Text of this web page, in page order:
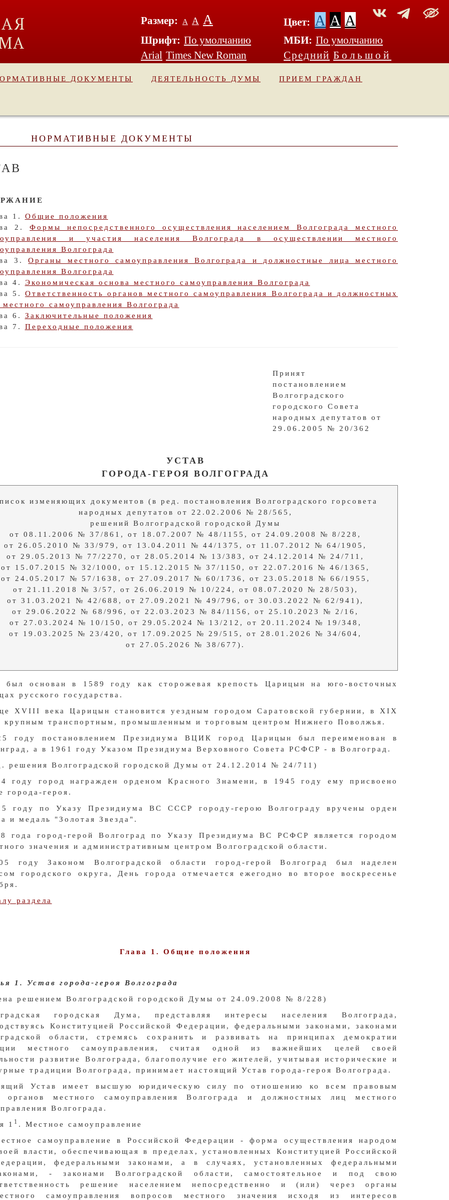
Размер: А А А Цвет: A A A
Шрифт: По умолчанию
Arial Times New Roman
МБИ: По умолчанию
Средний Большой
ДОКУМЕНТЫ ДЕЯТЕЛЬНОСТЬ ДУМЫ ПРИЕМ ГРАЖДАН
НОРМАТИВНЫЕ ДОКУМЕНТЫ
1. Общие положения
2.Формы непосредственного осуществления населением Волгограда местного
и участия населения Волгограда в осуществлении местного
Волгограда
3.Органы местного самоуправления Волгограда и должностные лица местного
Волгограда
4. Экономическая основа местного самоуправления Волгограда
5. Ответственность органов местного самоуправления Волгограда и должностных
местного самоуправления Волгограда
6. Заключительные положения
7. Переходные положения
Принят
постановлением
Волгоградского
городского Совета
народных депутатов от
29.06.2005 № 20/362
УСТАВ
ГОРОДА-ГЕРОЯ ВОЛГОГРАДА
изменяющих документов (в ред. постановления Волгоградского горсовета
народных депутатов от 22.02.2006 № 28/565,
решений Волгоградской городской Думы
от 08.11.2006 № 37/861, от 18.07.2007 № 48/1155, от 24.09.2008 № 8/228,
от 26.05.2010 № 33/979, от 13.04.2011 № 44/1375, от 11.07.2012 № 64/1905,
от 29.05.2013 № 77/2270, от 28.05.2014 № 13/383, от 24.12.2014 № 24/711,
от 15.07.2015 № 32/1000, от 15.12.2015 № 37/1150, от 22.07.2016 № 46/1365,
от 24.05.2017 № 57/1638, от 27.09.2017 № 60/1736, от 23.05.2018 № 66/1955,
от 21.11.2018 № 3/57, от 26.06.2019 № 10/224, от 08.07.2020 № 28/503),
от 31.03.2021 № 42/688, от 27.09.2021 № 49/796, от 30.03.2022 № 62/941),
от 29.06.2022 № 68/996, от 22.03.2023 № 84/1156, от 25.10.2023 № 2/16,
от 27.03.2024 № 10/150, от 29.05.2024 № 13/212, от 20.11.2024 № 19/348,
от 19.03.2025 № 23/420, от 17.09.2025 № 29/515, от 28.01.2026 № 34/604,
от 27.05.2026 № 38/677).
был основан в 1589 году как сторожевая крепость Царицын на юго-восточных
русского государства.
XVIII века Царицын становится уездным городом Саратовской губернии, в XIX
крупным транспортным, промышленным и торговым центром Нижнего Поволжья.
году постановлением Президиума ВЦИК город Царицын был переименован в
а в 1961 году Указом Президиума Верховного Совета РСФСР - в Волгоград.
решения Волгоградской городской Думы от 24.12.2014 № 24/711)
году город награжден орденом Красного Знамени, в 1945 году ему присвоено
города-героя.
году по Указу Президиума ВС СССР городу-герою Волгограду вручены орден
и медаль "Золотая Звезда".
года город-герой Волгоград по Указу Президиума ВС РСФСР является городом
значения и административным центром Волгоградской области.
году Законом Волгоградской области город-герой Волгоград был наделен
городского округа, День города отмечается ежегодно во второе воскресенье
раздела
Глава 1. Общие положения
1. Устав города-героя Волгограда
решением Волгоградской городской Думы от 24.09.2008 № 8/228)
городская Дума, представляя интересы населения Волгограда,
Конституцией Российской Федерации, федеральными законами, законами
области, стремясь сохранить и развивать на принципах демократии
местного самоуправления, считая одной из важнейших целей своей
развитие Волгограда, благополучие его жителей, учитывая исторические и
традиции Волгограда, принимает настоящий Устав города-героя Волгограда.
Устав имеет высшую юридическую силу по отношению ко всем правовым
органов местного самоуправления Волгограда и должностных лиц местного
Волгограда.
1 1 . Местное самоуправление
самоуправление в Российской Федерации - форма осуществления народом
власти, обеспечивающая в пределах, установленных Конституцией Российской
федеральными законами, а в случаях, установленных федеральными
- законами Волгоградской области, самостоятельное и под свою
решение населением непосредственно и (или) через органы
самоуправления вопросов местного значения исходя из интересов